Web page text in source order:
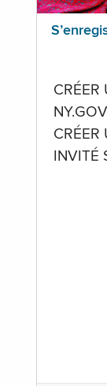
CRÉER
NY.GOV
CRÉER
INVITÉ